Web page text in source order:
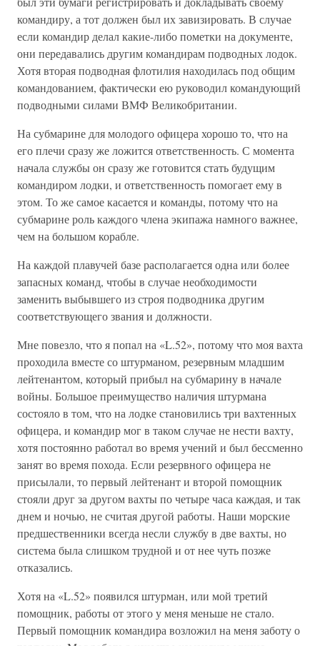
командиру, а тот должен был их завизировать. В случае
если командир делал какие-либо пометки на документе,
они передавались другим командирам подводных лодок.
Хотя вторая подводная флотилия находилась под общим
командованием, фактически ею руководил командующий
подводными силами ВМФ Великобритании.
На субмарине для молодого офицера хорошо то, что на
его плечи сразу же ложится ответственность. С момента
начала службы он сразу же готовится стать будущим
командиром лодки, и ответственность помогает ему в
этом. То же самое касается и команды, потому что на
субмарине роль каждого члена экипажа намного важнее,
чем на большом корабле.
На каждой плавучей базе располагается одна или более
запасных команд, чтобы в случае необходимости
заменить выбывшего из строя подводника другим
соответствующего звания и должности.
Мне повезло, что я попал на «L.52», потому что моя вахта
проходила вместе со штурманом, резервным младшим
лейтенантом, который прибыл на субмарину в начале
войны. Большое преимущество наличия штурмана
состояло в том, что на лодке становились три вахтенных
офицера, и командир мог в таком случае не нести вахту,
хотя постоянно работал во время учений и был бессменно
занят во время похода. Если резервного офицера не
присылали, то первый лейтенант и второй помощник
стояли друг за другом вахты по четыре часа каждая, и так
днем и ночью, не считая другой работы. Наши морские
предшественники всегда несли службу в две вахты, но
система была слишком трудной и от нее чуть позже
отказались.
Хотя на «L.52» появился штурман, или мой третий
помощник, работы от этого у меня меньше не стало.
Первый помощник командира возложил на меня заботу о